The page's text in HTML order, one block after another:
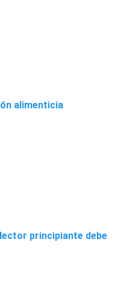
alimenticia
principiante debe